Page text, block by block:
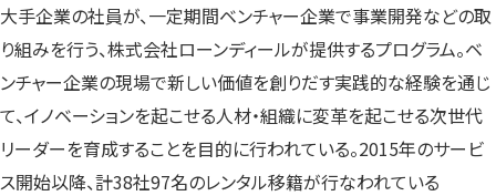
大手企業の社員が、一定期間ベンチャー企業で事業開発などの取
り組みを行う、株式会社ローンディールが提供するプログラム。ベ
ンチャー企業の現場で新しい価値を創りだす実践的な経験を通じ
て、イノベーションを起こせる人材・組織に変革を起こせる次世代
リーダーを育成することを目的に行われている。2015年のサービ
ス開始以降、計38社97名のレンタル移籍が行なわれている